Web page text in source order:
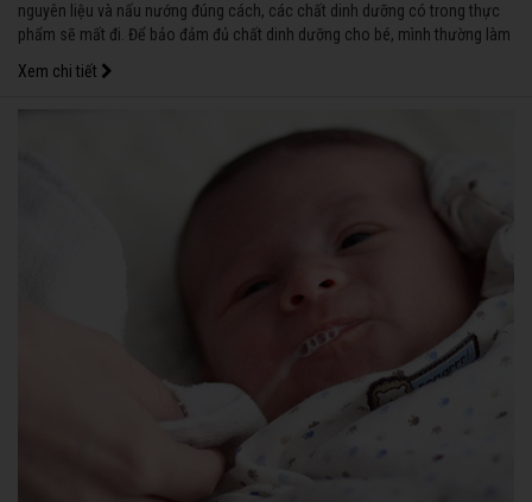
nguyên liệu và nấu nướng đúng cách, các chất dinh dưỡng có trong thực
phẩm sẽ mất đi. Để bảo đảm đủ chất dinh dưỡng cho bé, mình thường làm
Xem chi tiết